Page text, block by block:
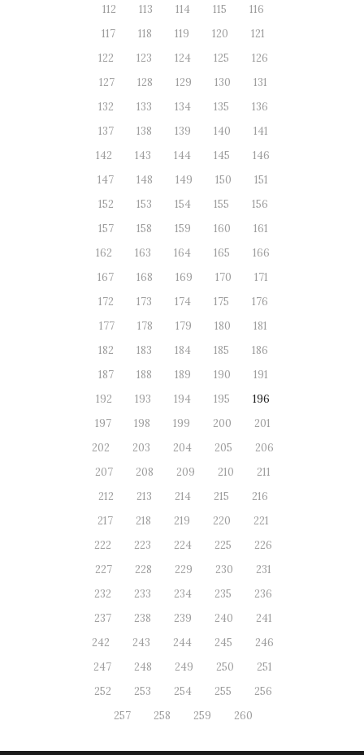
112
113 114 115
116
117
118 119 120
121
122
123 124 125
126
127
128 129 130
131
132
133 134 135
136
137
138 139 140
141
142
143 144 145
146
147
148 149 150
151
152
153 154 155
156
157
158 159 160
161
162
163 164 165
166
167
168 169 170
171
172
173 174 175
176
177
178 179 180
181
182
183 184 185
186
187
188 189 190
191
192
193 194 195
196
197
198 199 200
201
202
203 204 205
206
207
208 209 210
211
212
213 214 215
216
217
218 219 220
221
222
223 224 225
226
227
228 229 230
231
232
233 234 235
236
237
238 239 240
241
242
243 244 245
246
247
248 249 250
251
252
253 254 255
256
257
258 259 260